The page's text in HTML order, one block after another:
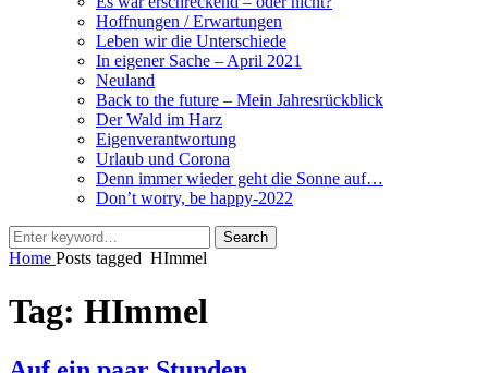
Hoffnungen / Erwartungen
Leben wir die Unterschiede
In eigener Sache – April 2021
Neuland
Back to the future – Mein Jahresrückblick
Der Wald im Harz
Eigenverantwortung
Urlaub und Corona
Denn immer wieder geht die Sonne auf…
Don’t worry, be happy-2022
Search
for:
Search
Home Posts tagged HImmel
Tag: HImmel